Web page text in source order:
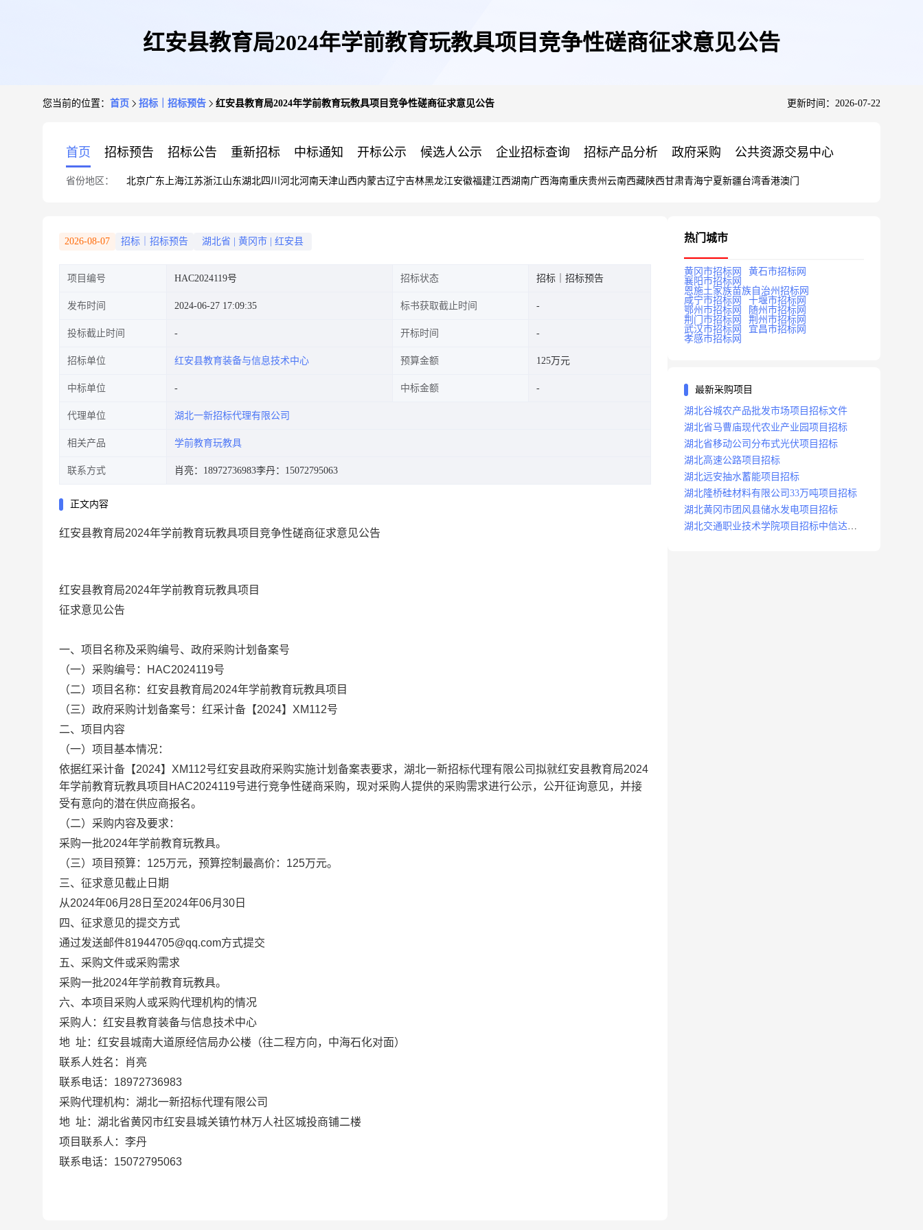
红安县教育局2024年学前教育玩教具项目竞争性磋商征求意见公告
您当前的位置： 首页 招标｜招标预告 红安县教育局2024年学前教育玩教具项目竞争性磋商征求意见公告 更新时间：2026-07-22
首页 招标预告 招标公告 重新招标 中标通知 开标公示 候选人公示 企业招标查询 招标产品分析 政府采购 公共资源交易中心
省份地区： 北京广东 上海江苏浙江山东湖北四川 河北河南天津山西内蒙古辽宁吉林黑龙江安徽福建江西湖南广西海南重庆贵州 云南西藏陕西甘肃青海宁夏新疆台湾香港澳门
2026-08-07 招标｜招标预告 湖北省 黄冈市 红安县
项目编号 HAC2024119号 招标状态 招标｜招标预告
发布时间 2024-06-27 17:09:35 标书获取截止时间
投标截止时间 开标时间
招标单位 红安县教育装备与信息技术中心 预算金额 125万元
中标单位 中标金额
代理单位 湖北一新招标代理有限公司
相关产品 学前教育玩教具
联系方式 肖亮：18972736983李丹：15072795063
正文内容
红安县教育局2024年学前教育玩教具项目竞争性磋商征求意见公告
红安县教育局2024年学前教育玩教具项目
征求意见公告
一、项目名称及采购编号、政府采购计划备案号
（一）采购编号：
HAC2024119号
（二）项目名称： 红安县教育局2024年学前教育玩教具项目
（三）政府采购计划备案号： 红采计备【2024】XM112号
二、项目内容
（一）项目基本情况：
依据红采计备【2024】XM112号红安县政府采购实施计划备案表要求，湖北一新招标代理有限公司拟就红安县教育局2024
年学前教育玩教具项目HAC2024119号进行竞争性磋商采购，现对采购人提供的采购需求进行公示，公开征询意见，并接
受有意向的潜在供应商报名。
（二）采购内容及要求：
采购一批2024年学前教育玩教具。
（三）项目预算： 125万元，预算控制最高价： 125万元。
三、征求意见截止日期
从2024年06月28 日至2024年06月 30 日
四、征求意见的提交方式
通过发送邮件81944705@qq.com方式提交
五、采购文件或采购需求
采购一批2024年学前教育玩教具。
六、本项目采购人或采购代理机构的情况
采购人： 红安县教育装备与信息技术中心
地 址： 红安县城南大道原经信局办公楼（往二程方向，中海石化对面）
联系人姓名：
肖亮
联系电话： 18972736983
采购代理机构：湖北一新招标代理有限公司
地 址：湖北省黄冈市红安县城关镇竹林万人社区城投商铺二楼
项目联系人： 李丹
联系电话： 15072795063
热门城市
黄冈市招标网
黄石市招标网
襄阳市招标网
恩施土家族苗族自治州招标网
咸宁市招标网
十堰市招标网
鄂州市招标网
随州市招标网
荆门市招标网
荆州市招标网
武汉市招标网
宜昌市招标网
孝感市招标网
最新采购项目
湖北谷城农产品批发市场项目招标文件
湖北省马曹庙现代农业产业园项目招标
湖北省移动公司分布式光伏项目招标
湖北高速公路项目招标
湖北远安抽水蓄能项目招标
湖北隆桥硅材料有限公司33万吨项目招标
湖北黄冈市团风县储水发电项目招标
湖北交通职业技术学院项目招标中信达咨